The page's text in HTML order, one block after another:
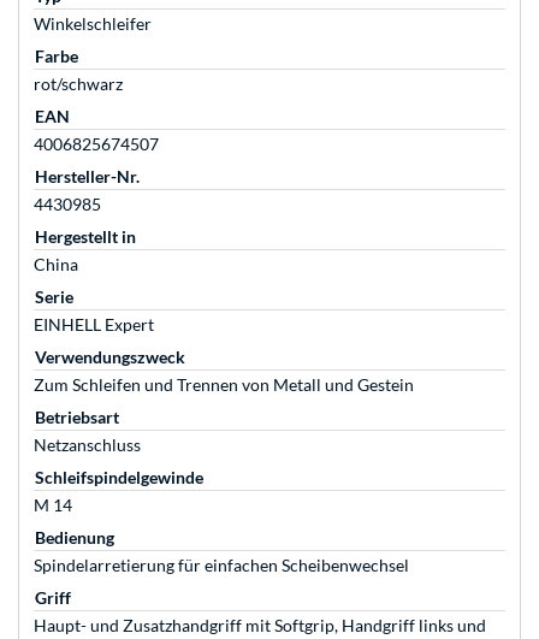
Winkelschleifer
Farbe
rot/schwarz
EAN
4006825674507
Hersteller-Nr.
4430985
Hergestellt in
China
Serie
EINHELL Expert
Verwendungszweck
Zum Schleifen und Trennen von Metall und Gestein
Betriebsart
Netzanschluss
Schleifspindelgewinde
M 14
Bedienung
Spindelarretierung für einfachen Scheibenwechsel
Griff
Haupt- und Zusatzhandgriff mit Softgrip, Handgriff links und